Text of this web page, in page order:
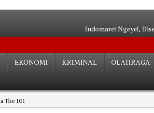
Indomaret Ngeyel,
Hutan
Angkot
Tak ada
Palembang
EKONOMI KRIMINAL OLAHRAGA
The 101